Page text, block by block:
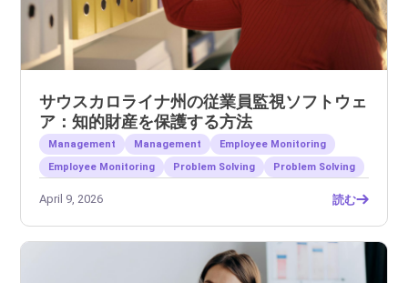
サウスカロライナ州の従業員監視ソフトウェ
ア：知的財産を保護する方法
Management Management
Employee Monitoring
Employee Monitoring
Problem Solving Problem Solving
April 9, 2026 読む